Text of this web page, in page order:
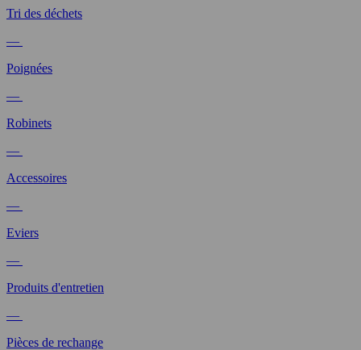
Tri des déchets
—
Poignées
—
Robinets
—
Accessoires
—
Eviers
—
Produits d'entretien
—
Pièces de rechange